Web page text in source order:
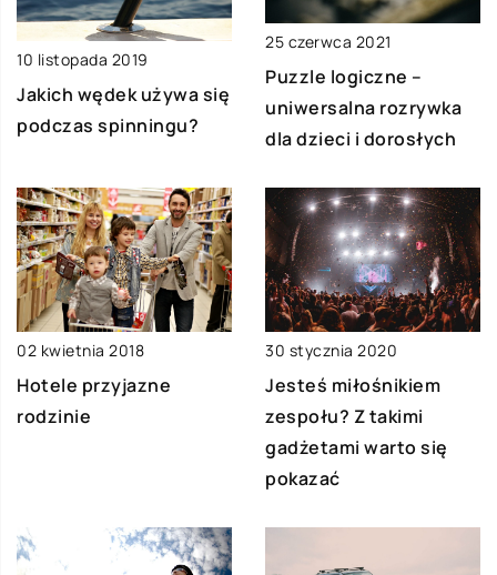
10 listopada 2019
Jakich wędek używa się
podczas spinningu?
25 czerwca 2021
Puzzle logiczne –
uniwersalna rozrywka
dla dzieci i dorosłych
02 kwietnia 2018
Hotele przyjazne
rodzinie
30 stycznia 2020
Jesteś miłośnikiem
zespołu? Z takimi
gadżetami warto się
pokazać